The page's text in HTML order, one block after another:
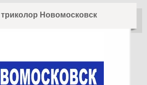
Новомосковск